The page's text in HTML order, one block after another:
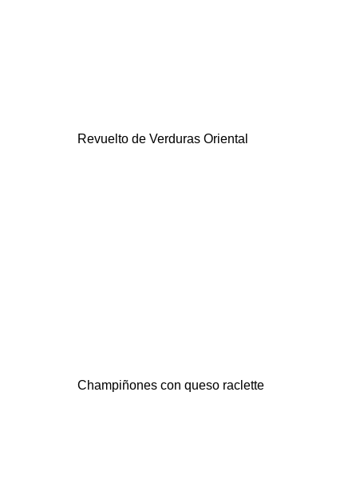
Revuelto de Verduras Oriental
Champiñones con queso raclette